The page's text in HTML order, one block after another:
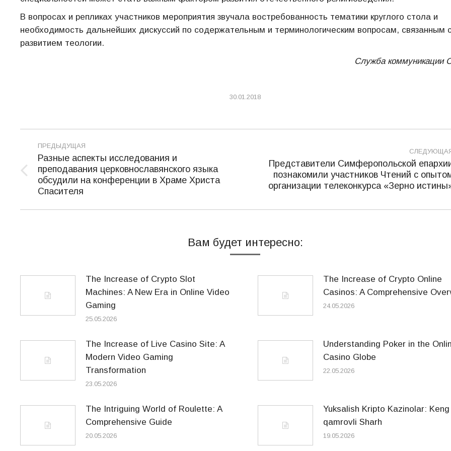
В вопросах и репликах участников мероприятия звучала востребованность тематики круглого стола и
необходимость дальнейших дискуссий по содержательным и терминологическим вопросам, связанным
развитием теологии.
Служба коммуникации
30.01.2018
Навигация
по
записям
ПРЕДЫДУЩАЯ
Предыдущая
запись:
Разные аспекты исследования и
преподавания церковнославянского языка
обсудили на конференции в Храме Христа
Спасителя
Следующая
запись:
Представители Симферопольской
познакомили участников Чтений с
организации телеконкурса «Зерно
Вам будет интересно:
The Increase of Crypto Slot
Machines: A New Era in Online Video
Gaming
25.05.2026
The Increase of Crypto Online
Casinos: A Comprehensive
24.05.2026
The Increase of Live Casino Site: A
Modern Video Gaming
Transformation
23.05.2026
Understanding Poker in the
Casino Globe
22.05.2026
The Intriguing World of Roulette: A
Comprehensive Guide
20.05.2026
Yuksalish Kripto Kazinolar: Keng
qamrovli Sharh
19.05.2026